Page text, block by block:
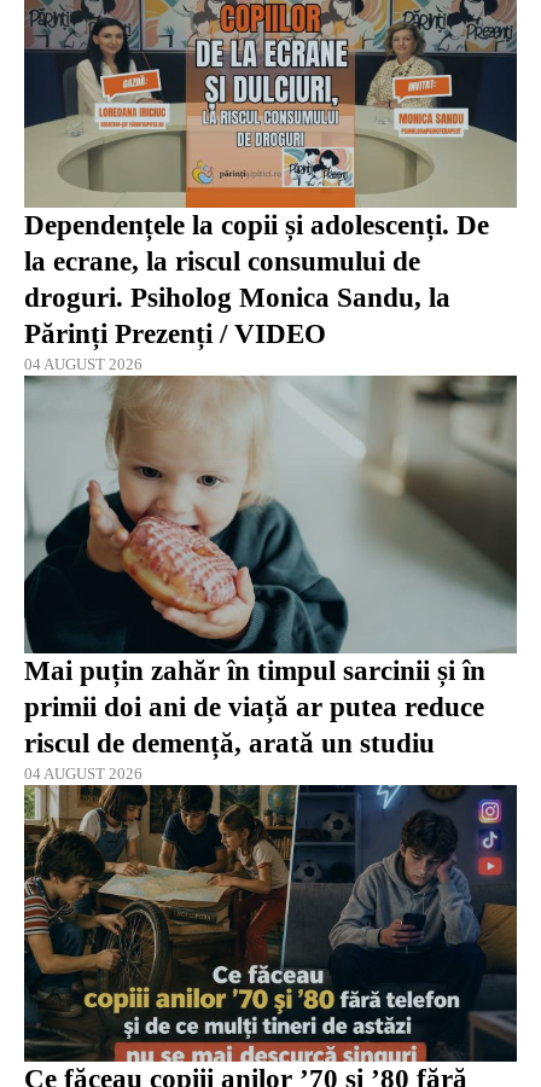
Dependențele la copii și adolescenți. De
la ecrane, la riscul consumului de
droguri. Psiholog Monica Sandu, la
Părinți Prezenți / VIDEO
04 AUGUST 2026
Mai puțin zahăr în timpul sarcinii și în
primii doi ani de viață ar putea reduce
riscul de demență, arată un studiu
04 AUGUST 2026
Ce făceau copiii anilor ’70 și ’80 fără